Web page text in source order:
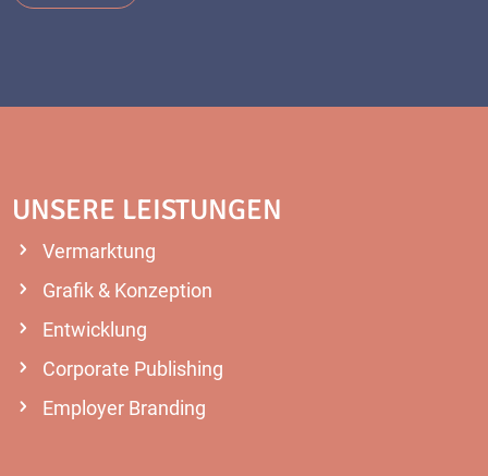
UNSERE LEISTUNGEN
Vermarktung
Grafik & Konzeption
Entwicklung
Corporate Publishing
Employer Branding